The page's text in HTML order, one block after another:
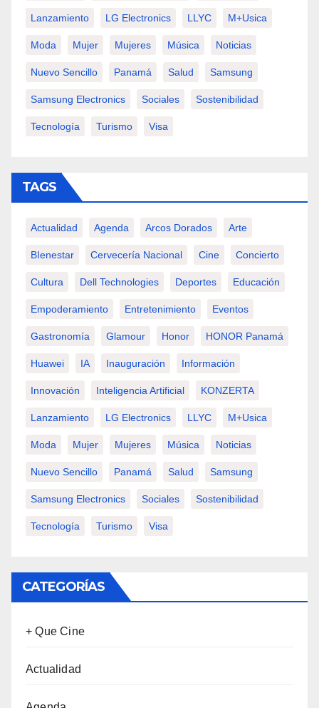
Lanzamiento LG Electronics LLYC M+usica
Moda Mujer Mujeres Música Noticias
Nuevo Sencillo Panamá Salud Samsung
Samsung Electronics Sociales Sostenibilidad
Tecnología Turismo Visa
TAGS
Actualidad Agenda Arcos Dorados Arte
BIenestar Cervecería Nacional Cine Concierto
Cultura Dell Technologies Deportes Educación
Empoderamiento Entretenimiento Eventos
Gastronomía Glamour Honor HONOR Panamá
Huawei IA Inauguración Información
Innovación Inteligencia Artificial KONZERTA
Lanzamiento LG Electronics LLYC M+usica
Moda Mujer Mujeres Música Noticias
Nuevo Sencillo Panamá Salud Samsung
Samsung Electronics Sociales Sostenibilidad
Tecnología Turismo Visa
CATEGORÍAS
+ Que Cine
Actualidad